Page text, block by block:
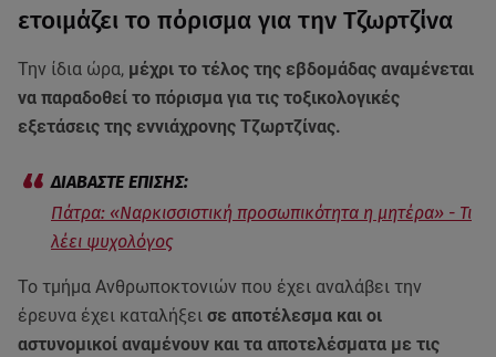
ετοιμάζει το πόρισμα για την Τζωρτζίνα
Την ίδια ώρα, μέχρι το τέλος της εβδομάδας αναμένεται
να παραδοθεί το πόρισμα για τις τοξικολογικές
εξετάσεις της εννιάχρονης Τζωρτζίνας.
Πάτρα: «Ναρκισσιστική προσωπικότητα η μητέρα» - Τι
λέει ψυχολόγος
Το τμήμα Ανθρωποκτονιών που έχει αναλάβει την
έρευνα έχει καταλήξει σε αποτέλεσμα και οι
αστυνομικοί αναμένουν και τα αποτελέσματα με τις